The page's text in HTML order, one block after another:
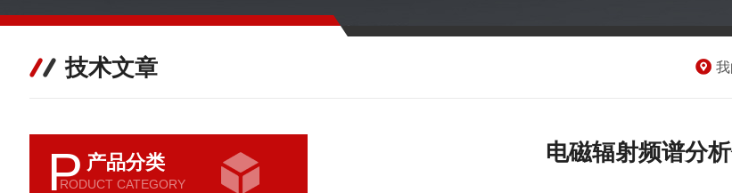
技术文章 我
P 产品分类
RODUCT CATEGORY
电磁辐射频谱分